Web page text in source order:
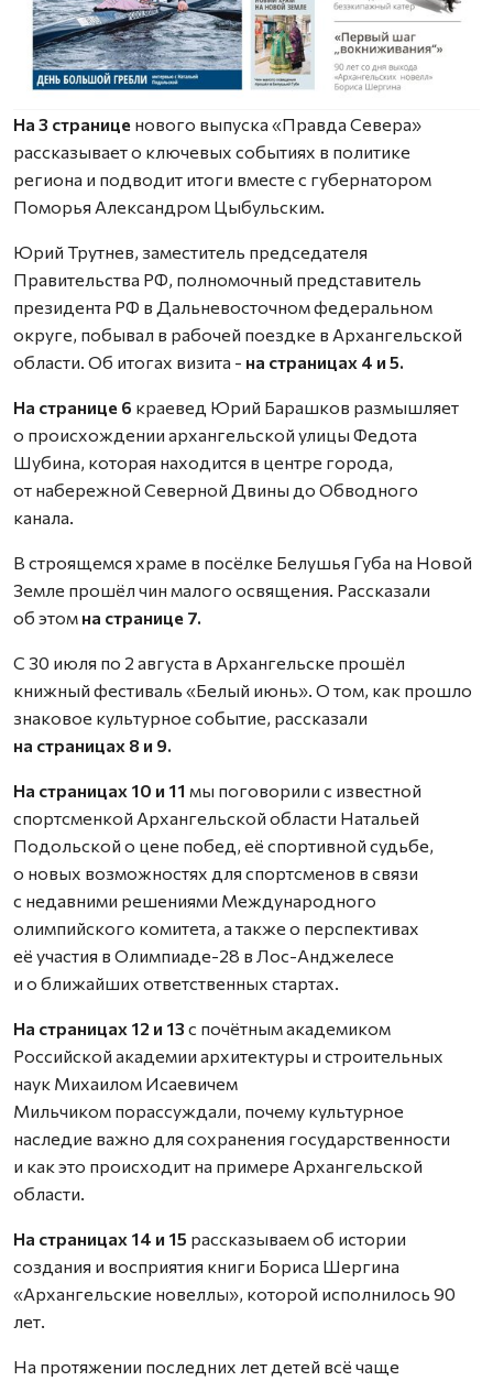
На 3 странице нового выпуска «Правда Севера»
рассказывает о ключевых событиях в политике
региона и подводит итоги вместе с губернатором
Поморья Александром Цыбульским.
Юрий Трутнев, заместитель председателя
Правительства РФ, полномочный представитель
президента РФ в Дальневосточном федеральном
округе, побывал в рабочей поездке в Архангельской
области. Об итогах визита - на страницах 4 и 5.
На странице 6 краевед Юрий Барашков размышляет
о происхождении архангельской улицы Федота
Шубина, которая находится в центре города,
от набережной Северной Двины до Обводного
канала.
В строящемся храме в посёлке Белушья Губа на Новой
Земле прошёл чин малого освящения. Рассказали
об этом на странице 7.
С 30 июля по 2 августа в Архангельске прошёл
книжный фестиваль «Белый июнь». О том, как прошло
знаковое культурное событие, рассказали
на страницах 8 и 9.
На страницах 10 и 11 мы поговорили с известной
спортсменкой Архангельской области Натальей
Подольской о цене побед, её спортивной судьбе,
о новых возможностях для спортсменов в связи
с недавними решениями Международного
олимпийского комитета, а также о перспективах
её участия в Олимпиаде-28 в Лос-Анджелесе
и о ближайших ответственных стартах.
На страницах 12 и 13 с почётным академиком
Российской академии архитектуры и строительных
наук Михаилом Исаевичем
Мильчиком порассуждали, почему культурное
наследие важно для сохранения государственности
и как это происходит на примере Архангельской
области.
На страницах 14 и 15 рассказываем об истории
создания и восприятия книги Бориса Шергина
«Архангельские новеллы», которой исполнилось 90
лет.
На протяжении последних лет детей всё чаще